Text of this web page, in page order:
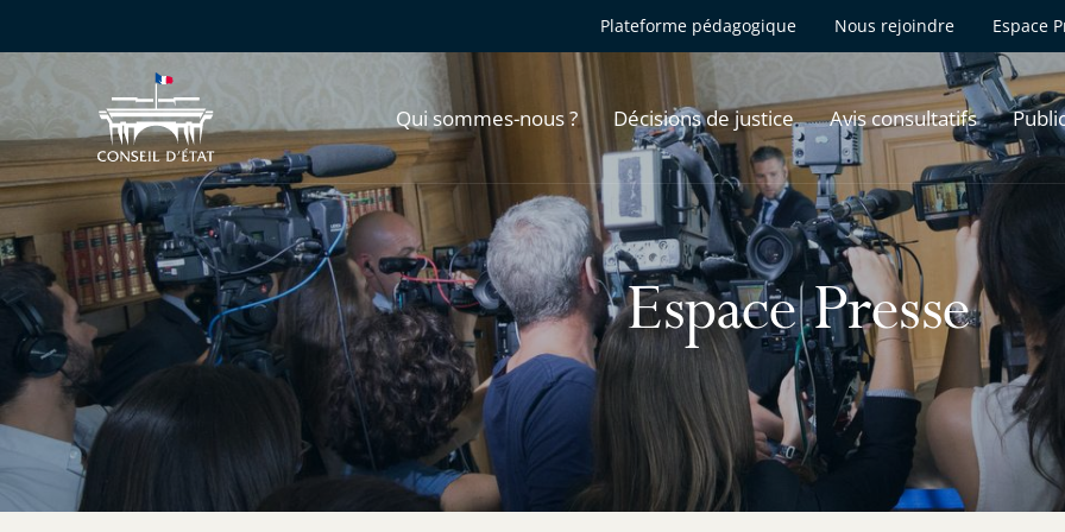
Plateforme pédagogique Nous rejoindre Espace
Qui sommes-nous ? Décisions de justice Avis consultatifs
Espace Presse